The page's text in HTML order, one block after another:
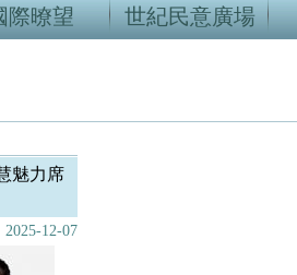
際暸望 世紀民意廣場
魅力席
2025-12-07